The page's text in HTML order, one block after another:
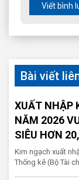
Viết bình
Bài viết
XUẤT NHẬP
NĂM 2026
SIÊU HƠN
Kim ngạch xuất
Thống kê (Bộ Tài